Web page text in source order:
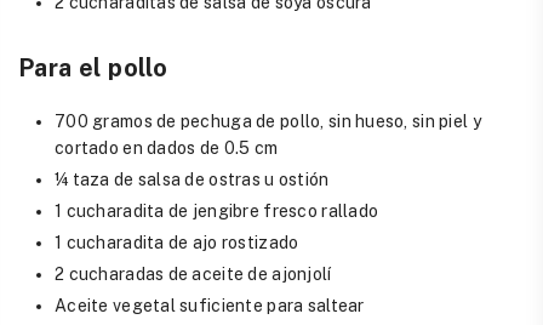
Para el pollo
700 gramos de pechuga de pollo, sin hueso, sin piel y
cortado en dados de 0.5 cm
¼ taza de salsa de ostras u ostión
1 cucharadita de jengibre fresco rallado
1 cucharadita de ajo rostizado
2 cucharadas de aceite de ajonjolí
Aceite vegetal suficiente para saltear